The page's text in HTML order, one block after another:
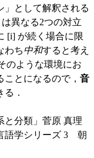
」として解釈される
異なる2つの対立
[i] が続く場合に限
わち中和すると考え
のような環境にお
とになるので， 音
．
分類」菅原 真理
語学シリーズ 3 朝